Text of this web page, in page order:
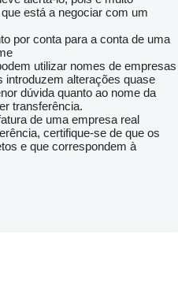
está a negociar com um
por conta para a conta de uma
utilizar nomes de empresas
introduzem alterações quase
dúvida quanto ao nome da
transferência.
de uma empresa real
certifique-se de que os
e que correspondem à